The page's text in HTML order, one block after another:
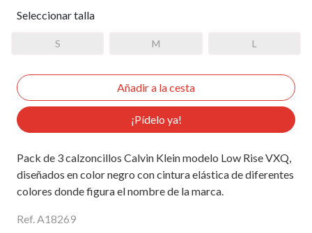
Seleccionar talla
S M L
¡Pídelo ya!
Pack de 3 calzoncillos Calvin Klein modelo Low Rise VXQ,
diseñados en color negro con cintura elástica de diferentes
colores donde figura el nombre de la marca.
Ref. A18269